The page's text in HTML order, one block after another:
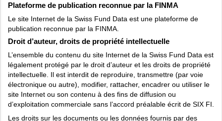
Plateforme de publication reconnue par la FINMA
Le site Internet de la Swiss Fund Data est une plateforme de
publication reconnue par la FINMA.
Droit d’auteur, droits de propriété intellectuelle
L’ensemble du contenu du site Internet de la Swiss Fund Data est
légalement protégé par le droit d’auteur et les droits de propriété
intellectuelle. Il est interdit de reproduire, transmettre (par voie
électronique ou autre), modifier, rattacher, encadrer ou utiliser le
site Internet ou son contenu à des fins de diffusion ou
d’exploitation commerciale sans l’accord préalable écrit de SIX FI.
Les droits sur les documents ou les données fournis par des